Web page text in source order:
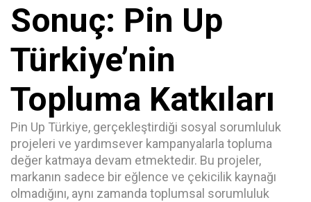
Sonuç: Pin Up
Türkiye’nin
Topluma Katkıları
Pin Up Türkiye, gerçekleştirdiği sosyal sorumluluk
projeleri ve yardımsever kampanyalarla topluma
değer katmaya devam etmektedir. Bu projeler,
markanın sadece bir eğlence ve çekicilik kaynağı
olmadığını, aynı zamanda toplumsal sorumluluk